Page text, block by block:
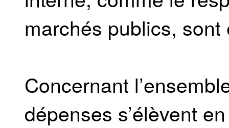
marchés publics, sont
Concernant
dépenses s’élèvent